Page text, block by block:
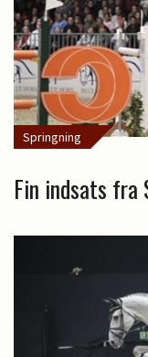
Springning
Fin indsats fra